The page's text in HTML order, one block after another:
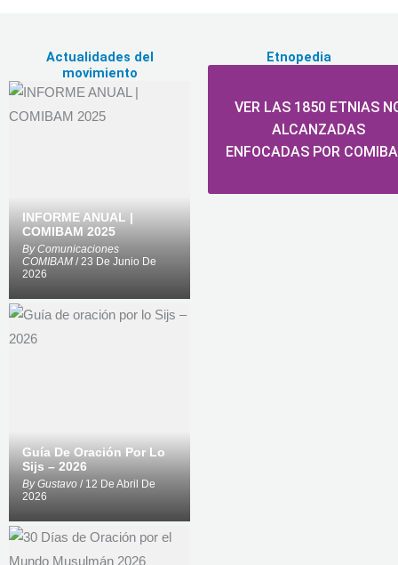
Actualidades del
movimiento
INFORME ANUAL |
COMIBAM 2025
ByComunicaciones
COMIBAM / 23 De Junio De
2026
Guía De Oración Por Lo
Sijs – 2026
ByGustavo / 12 De Abril De
2026
Etnopedia
VER LAS 1850 ETNIAS
ALCANZADAS
ENFOCADAS POR